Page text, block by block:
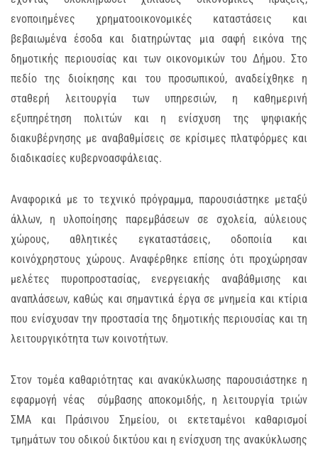
ενοποιημένες χρηματοοικονομικές καταστάσεις και
βεβαιωμένα έσοδα και διατηρώντας μια σαφή εικόνα της
δημοτικής περιουσίας και των οικονομικών του Δήμου. Στο
πεδίο της διοίκησης και του προσωπικού, αναδείχθηκε η
σταθερή λειτουργία των υπηρεσιών, η καθημερινή
εξυπηρέτηση πολιτών και η ενίσχυση της ψηφιακής
διακυβέρνησης με αναβαθμίσεις σε κρίσιμες πλατφόρμες και
διαδικασίες κυβερνοασφάλειας.
Αναφορικά με το τεχνικό πρόγραμμα, παρουσιάστηκε μεταξύ
άλλων, η υλοποίησης παρεμβάσεων σε σχολεία, αύλειους
χώρους, αθλητικές εγκαταστάσεις, οδοποιία και
κοινόχρηστους χώρους. Αναφέρθηκε επίσης ότι προχώρησαν
μελέτες πυροπροστασίας, ενεργειακής αναβάθμισης και
αναπλάσεων, καθώς και σημαντικά έργα σε μνημεία και κτίρια
που ενίσχυσαν την προστασία της δημοτικής περιουσίας και τη
λειτουργικότητα των κοινοτήτων.
Στον τομέα καθαριότητας και ανακύκλωσης παρουσιάστηκε η
εφαρμογή νέας σύμβασης αποκομιδής, η λειτουργία τριών
ΣΜΑ και Πράσινου Σημείου, οι εκτεταμένοι καθαρισμοί
τμημάτων του οδικού δικτύου και η ενίσχυση της ανακύκλωσης